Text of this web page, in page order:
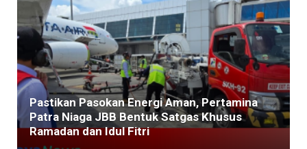
Pastikan Pasokan Energi Aman, Pertamina
Patra Niaga JBB Bentuk Satgas Khusus
Ramadan dan Idul Fitri